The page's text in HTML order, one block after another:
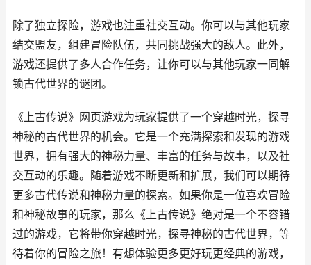
除了独立探险，游戏也注重社交互动。你可以与其他玩家
结交盟友，组建冒险队伍，共同挑战强大的敌人。此外，
游戏还提供了多人合作任务，让你可以与其他玩家一同解
锁古代世界的谜团。
《上古传说》 网页游戏为玩家提供了一个穿越时光，探寻
神秘的古代世界的机会。它是一个充满探索和发现的游戏
世界，拥有强大的神秘力量、丰富的任务与故事，以及社
交互动的乐趣。随着游戏不断更新和扩展，我们可以期待
更多古代传说和神秘力量的探索。如果你是一位喜欢冒险
和神秘故事的玩家，那么《上古传说》绝对是一个不容错
过的游戏，它将带你穿越时光，探寻神秘的古代世界，等
待着你的冒险之旅！ 有想体验更多更好玩更经典的游戏，